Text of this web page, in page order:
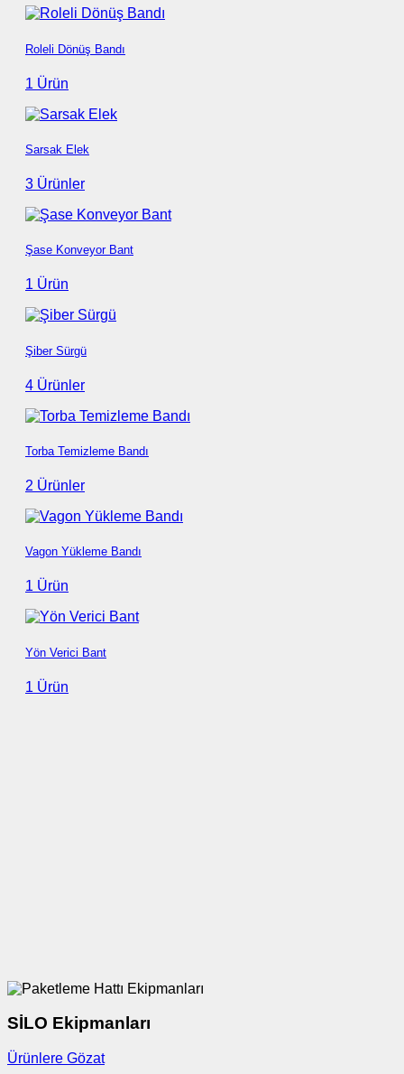
Roleli Dönüş Bandı
1 Ürün
Sarsak Elek
3 Ürünler
Şase Konveyor Bant
1 Ürün
Şiber Sürgü
4 Ürünler
Torba Temizleme Bandı
2 Ürünler
Vagon Yükleme Bandı
1 Ürün
Yön Verici Bant
1 Ürün
SİLO Ekipmanları
Ürünlere Gözat